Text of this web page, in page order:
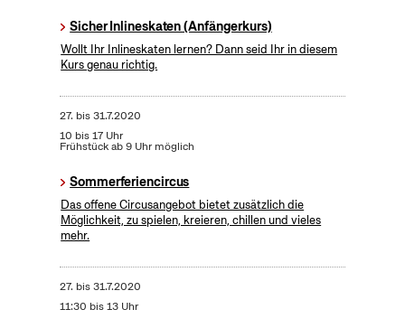
Sicher Inlineskaten (Anfängerkurs)
Wollt Ihr Inlineskaten lernen? Dann seid Ihr in diesem
Kurs genau richtig.
27. bis31.7.2020
10 bis 17 Uhr
Frühstück ab 9 Uhr möglich
Sommerferiencircus
Das offene Circusangebot bietet zusätzlich die
Möglichkeit, zu spielen, kreieren, chillen und vieles
mehr.
27. bis31.7.2020
11:30 bis 13 Uhr